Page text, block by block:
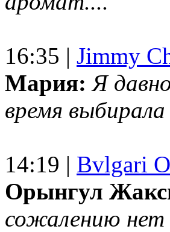
16:35 | Jimmy
Мария: Я
время
14:19 | Bvlgari
Орынгул
сожалению